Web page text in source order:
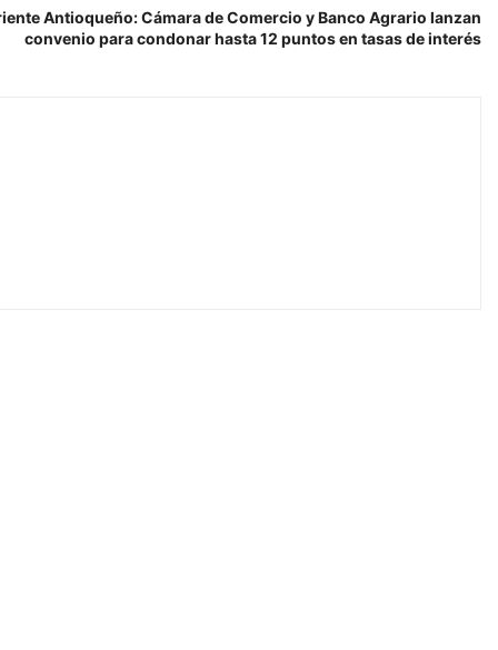
Antioqueño: Cámara de Comercio y Banco Agrario lanzan
convenio para condonar hasta 12 puntos en tasas de interés